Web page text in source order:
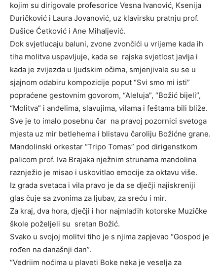
kojim su dirigovale profesorice Vesna Ivanović, Ksenija
Đuričković i Laura Jovanović, uz klavirsku pratnju prof.
Dušice Ćetković i Ane Mihaljević.
Dok svjetlucaju baluni, zvone zvončići u vrijeme kada ih
tiha molitva uspavljuje, kada se rajska svjetlost javlja i
kada je zvijezda u ljudskim očima, smjenjivale su se u
sjajnom odabiru kompozicije poput “Svi smo mi isti”
popraćene gestovnim govorom, “Aleluja”, “Božić bijeli”,
“Molitva” i anđelima, slavujima, vilama i feštama bili bliže.
Sve je to imalo posebnu čar na pravoj pozornici svetoga
mjesta uz mir betlehema i blistavu čaroliju Božićne grane.
Mandolinski orkestar “Tripo Tomas” pod dirigenstkom
palicom prof. Iva Brajaka nježnim strunama mandolina
raznježio je misao i uskovitlao emocije za oktavu više.
Iz grada svetaca i vila pravo je da se dječji najiskreniji
glas čuje sa zvonima za ljubav, za sreću i mir.
Za kraj, dva hora, dječji i hor najmlađih kotorske Muzičke
škole poželjeli su sretan Božić.
Svako u svojoj molitvi tiho je s njima zapjevao “Gospod je
rođen na današnji dan”.
“Vedriim noćima u plaveti Boke neka je veselja za